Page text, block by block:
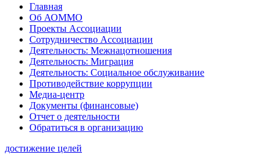
Главная
Об АОММО
Проекты Ассоциации
Сотрудничество Ассоциации
Деятельность: Межнацотношения
Деятельность: Миграция
Деятельность: Социальное обслуживание
Противодействие коррупции
Медиа-центр
Документы (финансовые)
Отчет о деятельности
Обратиться в организацию
достижение целей